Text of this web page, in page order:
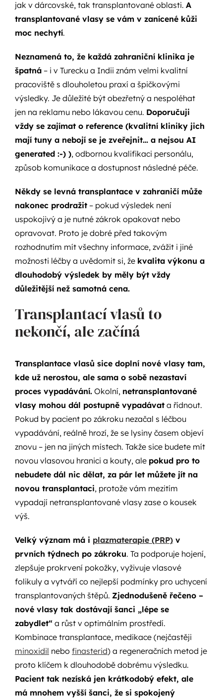
jak v dárcovské, tak transplantované oblasti. A
transplantované vlasy se vám v zanícené kůži
moc nechytí.
Neznamená to, že každá zahraniční klinika je
špatná– i v Turecku a Indii znám velmi kvalitní
pracoviště s dlouholetou praxí a špičkovými
výsledky. Je důležité být obezřetný a nespoléhat
jen na reklamu nebo lákavou cenu. Doporučuji
vždy se zajímat o reference (kvalitní kliniky jich
mají tuny a nebojí se je zveřejnit… a nejsou AI
generated :-) ), odbornou kvalifikaci personálu,
způsob komunikace a dostupnost následné péče.
Někdy se levná transplantace v zahraničí může
nakonec prodražit– pokud výsledek není
uspokojivý a je nutné zákrok opakovat nebo
opravovat. Proto je dobré před takovým
rozhodnutím mít všechny informace, zvážit i jiné
možnosti léčby a uvědomit si, že kvalita výkonu a
dlouhodobý výsledek by měly být vždy
důležitější než samotná cena.
Transplantací vlasů to
nekončí, ale začíná
Transplantace vlasů sice doplní nové vlasy tam,
kde už nerostou, ale sama o sobě nezastaví
proces vypadávání.Okolní, netransplantované
vlasy mohou dál postupně vypadávata řídnout.
Pokud by pacient po zákroku nezačal s léčbou
vypadávání, reálně hrozí, že se lysiny časem objeví
znovu – jen na jiných místech. Takže sice budete mít
novou vlasovou hranici a kouty, ale pokud pro to
nebudete dál nic dělat, za pár let můžete jít na
novou transplantaci, protože vám mezitím
vypadají netransplantované vlasy zase o kousek
výš.
Velký význam má i plazmaterapie (PRP)v
prvních týdnech po zákroku. Ta podporuje hojení,
zlepšuje prokrvení pokožky, vyživuje vlasové
folikuly a vytváří co nejlepší podmínky pro uchycení
transplantovaných štěpů. Zjednodušeně řečeno –
nové vlasy tak dostávají šanci „lépe se
zabydlet“a růst v optimálním prostředí.
Kombinace transplantace, medikace (nejčastěji
minoxidil nebo finasterid) a regeneračních metod je
proto klíčem k dlouhodobě dobrému výsledku.
Pacient tak nezíská jen krátkodobý efekt, ale
má mnohem vyšší šanci, že si spokojený